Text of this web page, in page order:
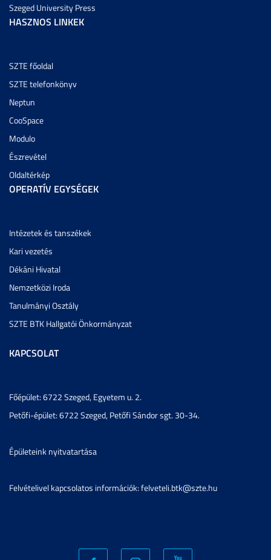
Szeged University Press
HASZNOS LINKEK
SZTE főoldal
SZTE telefonkönyv
Neptun
CooSpace
Modulo
Észrevétel
Oldaltérkép
OPERATÍV EGYSÉGEK
Intézetek és tanszékek
Kari vezetés
Dékáni Hivatal
Nemzetközi Iroda
Tanulmányi Osztály
SZTE BTK Hallgatói Önkormányzat
KAPCSOLAT
Főépület: 6722 Szeged, Egyetem u. 2.
Petőfi-épület: 6722 Szeged, Petőfi Sándor sgt. 30-34.
Épületeink nyitvatartása
Felvételivel kapcsolatos információk: felveteli.btk@szte.hu